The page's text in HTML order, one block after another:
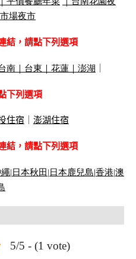
場夜市
結，請點下列選項
南 台東 花蓮 澎湖
下列選項
住宿 澎湖住宿
結，請點下列選項
繩| 日本秋田 | 日本鹿兒島|香港|澳
5/5 - (1 vote)